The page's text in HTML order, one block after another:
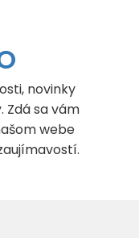
novinky
Zdá sa vám
webe